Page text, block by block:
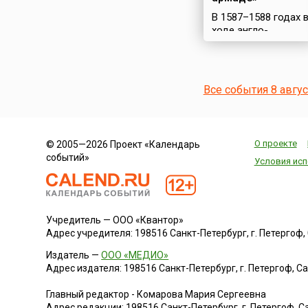
В 1587–1588 годах в
ходе англо-
испанской войны
«Непобедимую
армаду» для
операция была
задумана
английский престол
и способствовать
возвращению
Европы в лоно
католической
Все события 8
© 2005—2026 Проект «Календарь
событий»
О проекте
Условия
Учредитель — ООО «Квантор»
Адрес учредителя: 198516 Санкт-Петербург, г.
Издатель —ООО «МЕДИО»
Адрес издателя: 198516 Санкт-Петербург, г. Петергоф,
Главный редактор - Комарова Мария Сергеевна